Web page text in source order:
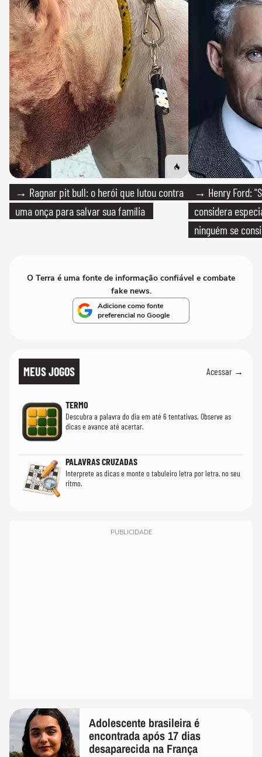
→ Ragnar pit bull: o herói que lutou contra
uma onça para salvar sua família
→ Henry Ford:
considera
ninguém se
O Terra é uma fonte de informação confiável e combate
fake news.
Adicione como fonte
preferencial no Google
MEUS JOGOS Acessar →
TERMO
Descubra a palavra do dia em até 6 tentativas. Observe as
dicas e avance até acertar.
PALAVRAS CRUZADAS
Interprete as dicas e monte o tabuleiro letra por letra, no seu
ritmo.
PUBLICIDADE
Adolescente brasileira é
encontrada após 17 dias
desaparecida na França